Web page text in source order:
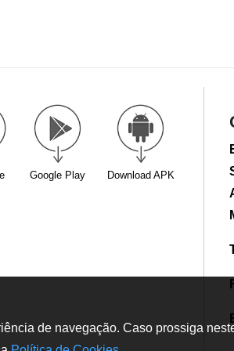
Google Play Download APK
de navegação. Caso prossiga